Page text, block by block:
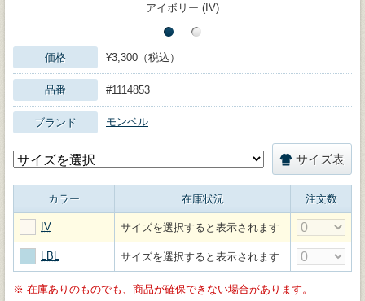
アイボリー (IV)
価格 ¥3,300（税込）
品番 #1114853
ブランド モンベル
サイズ表
カラー 在庫状況 注文数
IV サイズを選択すると表示されます
LBL サイズを選択すると表示されます
※ 在庫ありのものでも、商品が確保できない場合があります。